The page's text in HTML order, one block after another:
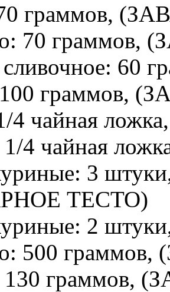
граммов,
70 граммов,
60
граммов,
4 чайная
1/4 чайная
3
ТЕСТО)
2
500
130 граммов,